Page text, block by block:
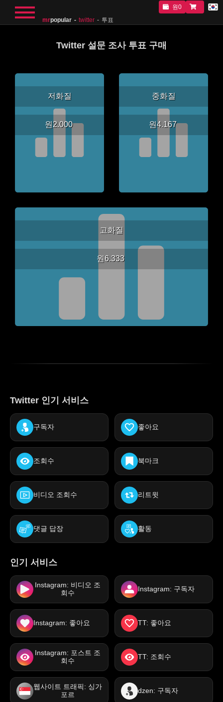
mrpopular twitter 투표
원0
Twitter 설문 조사 투표 구매
저화질
원2.000
중화질
원4.167
고화질
원6.333
Twitter 인기 서비스
구독자 좋아요
조회수 북마크
비디오 조회수 리트윗
댓글 답장 활동
인기 서비스
Instagram: 비디오 조
회수
Instagram: 구독자
Instagram: 좋아요 TT: 좋아요
Instagram: 포스트 조
회수
TT: 조회수
웹사이트 트래픽: 싱가
포르
dzen: 구독자